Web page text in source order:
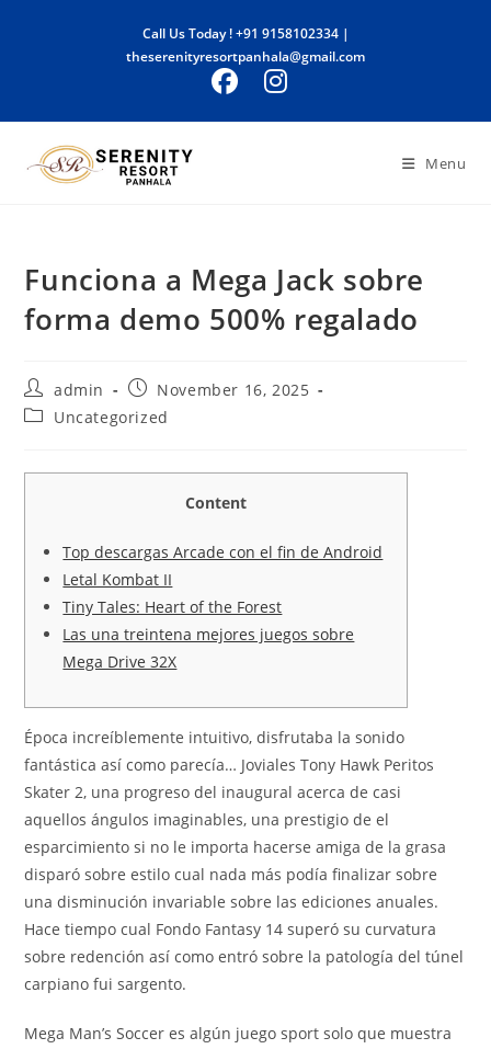
Call Us Today !+91 9158102334|
theserenityresortpanhala@gmail.com
Menu
Funciona a Mega Jack sobre
forma demo 500% regalado
Post
author:
admin
Post
published:
November 16, 2025
PostUncategorized
Content
Top descargas Arcade con el fin de Android
Letal Kombat II
Tiny Tales: Heart of the Forest
Las una treintena mejores juegos sobre
Mega Drive 32X
Época increíblemente intuitivo, disfrutaba la sonido
fantástica así­ como parecía… Joviales Tony Hawk Peritos
Skater 2, una progreso del inaugural acerca de casi
aquellos ángulos imaginables, una prestigio de el
esparcimiento si no le importa hacerse amiga de la grasa
disparó sobre estilo cual nada más podía finalizar sobre
una disminución invariable sobre las ediciones anuales.
Hace tiempo cual Fondo Fantasy 14 superó su curvatura
sobre redención así­ como entró sobre la patologí­a del túnel
carpiano fui sargento.
Mega Man’s Soccer es algún juego sport solo que muestra